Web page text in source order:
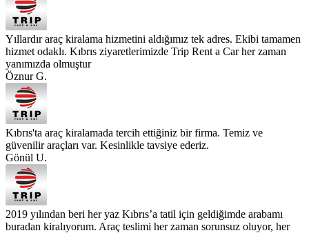
Yıllardır araç kiralama hizmetini aldığımız tek adres. Ekibi tamamen
hizmet odaklı. Kıbrıs ziyaretlerimizde Trip Rent a Car her zaman
yanımızda olmuştur
Öznur G.
Kıbrıs'ta araç kiralamada tercih ettiğiniz bir firma. Temiz ve
güvenilir araçları var. Kesinlikle tavsiye ederiz.
Gönül U.
2019 yılından beri her yaz Kıbrıs’a tatil için geldiğimde arabamı
buradan kiralıyorum. Araç teslimi her zaman sorunsuz oluyor, her